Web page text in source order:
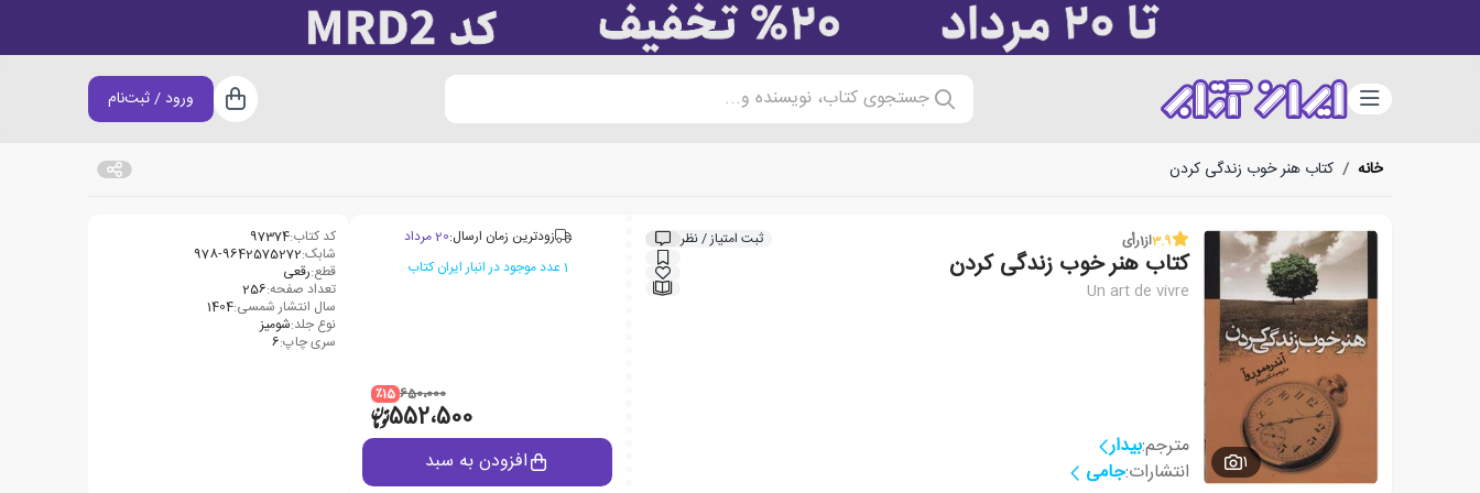
دسته‌بندی جستجوی کتاب، نویسنده و... سبد خرید
ورود / ثبت‌نام
خانه / کتاب هنر خوب زندگی کردن
1
3.9از1رأی ثبت امتیاز / نظر
کتاب هنر خوب زندگی کردن
Un art de vivre
مترجم:بیدار
انتشارات:جامی
زودترین زمان ارسال:20 مرداد
1 عدد موجود در انبار ایران کتاب
650،000 ٪15
552،500
افزودن به سبد
کد کتاب:97374
شابک:978-9642575272
قطع:رقعی
تعداد صفحه:256
سال انتشار شمسی:1404
نوع جلد:شومیز
سری چاپ:6